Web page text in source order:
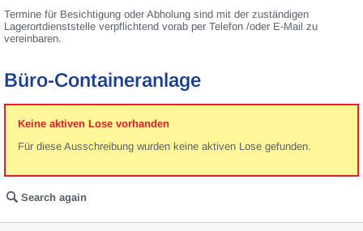
Termine für Besichtigung oder Abholung sind mit der zuständigen
Lagerortdienststelle verpflichtend vorab per Telefon /oder E-Mail zu
vereinbaren.
Büro-Containeranlage
Keine aktiven Lose vorhanden
Für diese Ausschreibung wurden keine aktiven Lose gefunden.
Search again